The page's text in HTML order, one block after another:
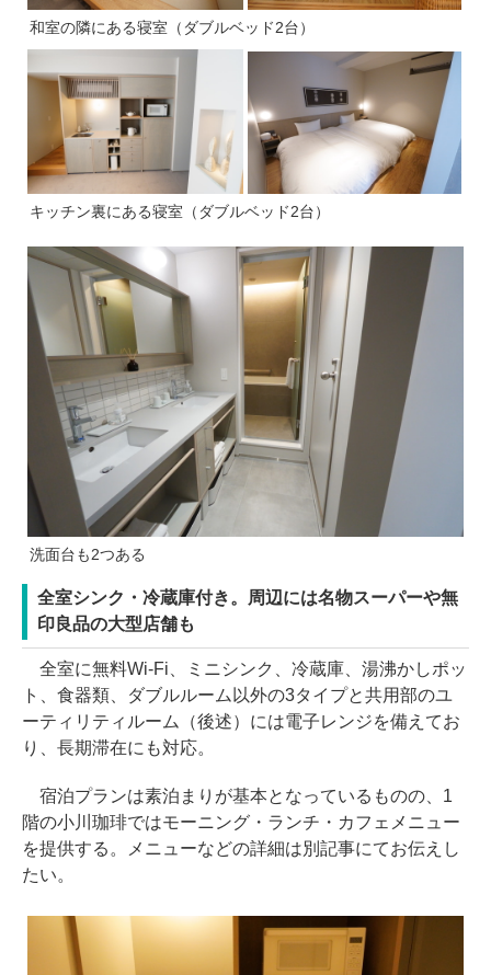
和室の隣にある寝室（ダブルベッド2台）
キッチン裏にある寝室（ダブルベッド2台）
洗面台も2つある
全室シンク・冷蔵庫付き。周辺には名物スーパーや無
印良品の大型店舗も
全室に無料Wi-Fi、ミニシンク、冷蔵庫、湯沸かしポッ
ト、食器類、ダブルルーム以外の3タイプと共用部のユ
ーティリティルーム（後述）には電子レンジを備えてお
り、長期滞在にも対応。
宿泊プランは素泊まりが基本となっているものの、1
階の小川珈琲ではモーニング・ランチ・カフェメニュー
を提供する。メニューなどの詳細は別記事にてお伝えし
たい。